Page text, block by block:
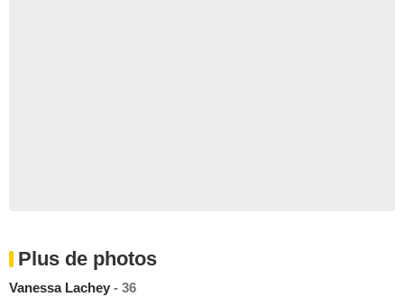
Plus de photos
Vanessa Lachey - 36